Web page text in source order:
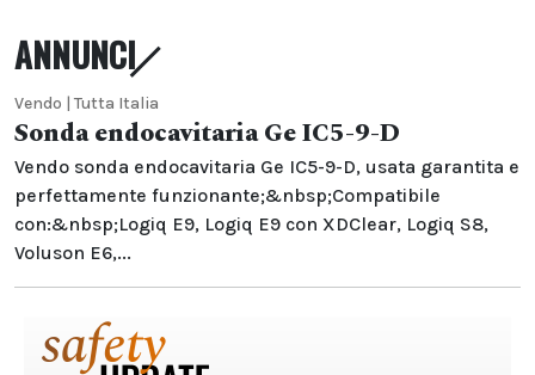
ANNUNCI
Vendo | Tutta Italia
Sonda endocavitaria Ge IC5-9-D
Vendo sonda endocavitaria Ge IC5-9-D, usata garantita e
perfettamente funzionante;&nbsp;Compatibile
con:&nbsp;Logiq E9, Logiq E9 con XDClear, Logiq S8,
Voluson E6,...